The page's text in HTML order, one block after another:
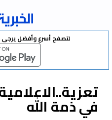
Skip
لتصفح أسرع وأفضل يرجى
في ذمة الله